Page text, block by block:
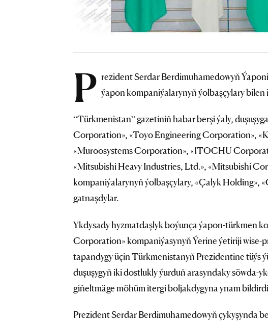
P rezident Serdar Berdimuhamedowyň
ýapon kompaniýalarynyň ýolbaşçylary bilen
“Türkmenistan” gazetiniň habar berşi ýaly,
Corporation», «Toyo Engineering Corporation»,
«Muroosystems Corporation», «ITOCHU
«Mitsubishi Heavy Industries, Ltd.», «Mitsubishi
kompaniýalarynyň ýolbaşçylary, «Çalyk Holding»,
gatnaşdylar.
Ykdysady hyzmatdaşlyk boýunça ýapon-türkmen
Corporation» kompaniýasynyň Ýerine ýetiriji wise-
tapandygy üçin Türkmenistanyň Prezidentine tüýs
duşuşygyň iki dostlukly ýurduň arasyndaky söwda-
giňeltmäge möhüm itergi boljakdygyna ynam
Prezident Serdar Berdimuhamedowyň çykyşynda